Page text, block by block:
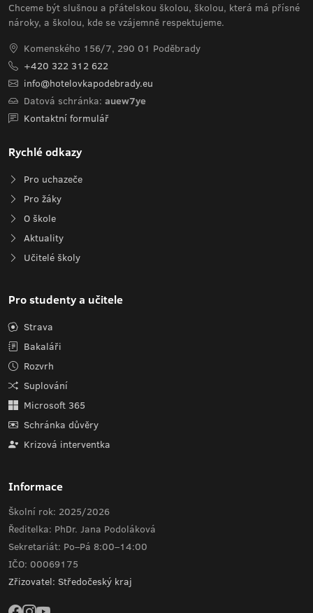
Chceme být slušnou a přátelskou školou, školou, která má přísné
nároky, a školou, kde se vzájemně respektujeme.
Komenského 156/7, 290 01 Poděbrady
+420 322 312 622
info@hotelovkapodebrady.eu
Datová schránka: auew7ye
Kontaktní formulář
Rychlé odkazy
Pro uchazeče
Pro žáky
O škole
Aktuality
Učitelé školy
Pro studenty a učitele
Strava
Bakaláři
Rozvrh
Suplování
Microsoft 365
Schránka důvěry
Krizová interventka
Informace
Školní rok: 2025/2026
Ředitelka: PhDr. Jana Podoláková
Sekretariát: Po–Pá 8:00–14:00
IČO: 00069175
Zřizovatel: Středočeský kraj